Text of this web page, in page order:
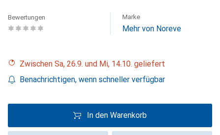
Bewertungen Marke
Mehr von Noreve
Zwischen Sa, 26.9. und Mi, 14.10. geliefert
Benachrichtigen, wenn schneller verfügbar
In den Warenkorb